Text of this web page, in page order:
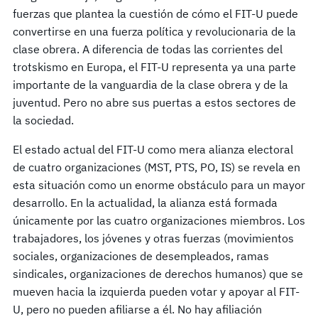
fuerzas que plantea la cuestión de cómo el FIT-U puede
convertirse en una fuerza política y revolucionaria de la
clase obrera. A diferencia de todas las corrientes del
trotskismo en Europa, el FIT-U representa ya una parte
importante de la vanguardia de la clase obrera y de la
juventud. Pero no abre sus puertas a estos sectores de
la sociedad.
El estado actual del FIT-U como mera alianza electoral
de cuatro organizaciones (MST, PTS, PO, IS) se revela en
esta situación como un enorme obstáculo para un mayor
desarrollo. En la actualidad, la alianza está formada
únicamente por las cuatro organizaciones miembros. Los
trabajadores, los jóvenes y otras fuerzas (movimientos
sociales, organizaciones de desempleados, ramas
sindicales, organizaciones de derechos humanos) que se
mueven hacia la izquierda pueden votar y apoyar al FIT-
U, pero no pueden afiliarse a él. No hay afiliación